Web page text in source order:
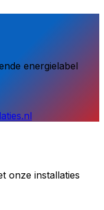
energielabel
onze installaties